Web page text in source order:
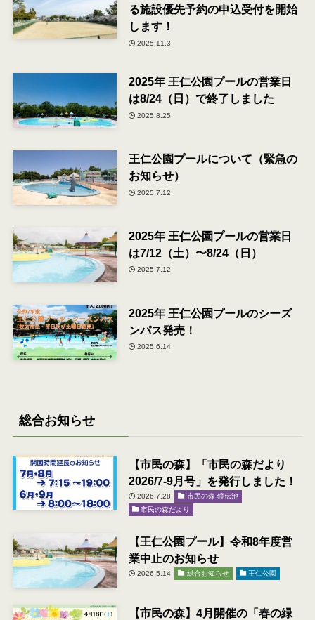
る施設優先予約の申込受付を開始
します！
2025.11.3
2025年 王仁公園プールの営業日
は8/24（日）で終了しました
2025.8.25
王仁公園プールについて（緊急の
お知らせ）
2025.7.12
2025年 王仁公園プールの営業日
は7/12（土）〜8/24（日）
2025.7.12
2025年 王仁公園プールのシーズ
ンパス発売！
2025.6.14
総合お知らせ
【市民の森】「市民の森だより
2026/7-9月号」を発行しました！
2026.7.28
市民の森 鏡伝池
市民の森だより
【王仁公園プール】令和8年度営
業中止のお知らせ
2026.5.14 総合お知らせ 王仁公園
【市民の森】4月開催の「春の緑